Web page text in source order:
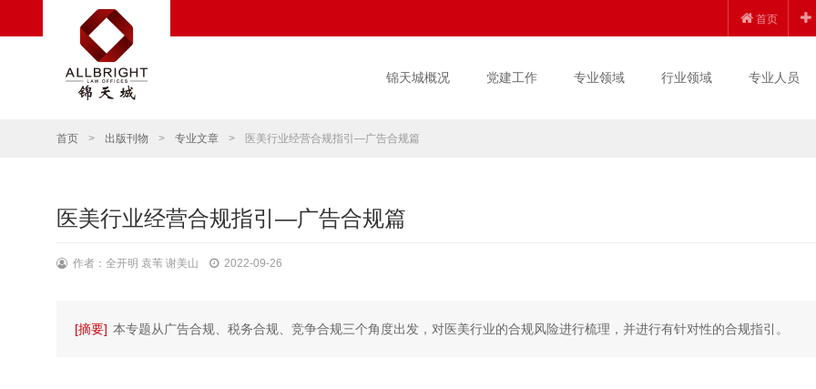
首页
锦天城概况 党建工作 专业领域 行业领域 专业人员
首页 > 出版刊物 > 专业文章 > 医美行业经营合规指引—广告合规篇
医美行业经营合规指引—广告合规篇
作者：全开明 袁苇 谢美山 2022-09-26
[摘要] 本专题从广告合规、税务合规、竞争合规三个角度出发，对医美行业的合规风险进行梳理，并进行有针对性的合规指引。